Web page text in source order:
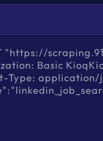
"https://
Basic
Type: application/